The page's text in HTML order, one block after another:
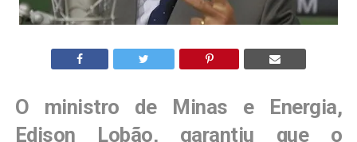
O ministro de Minas e Energia,
Edison Lobão, garantiu que o